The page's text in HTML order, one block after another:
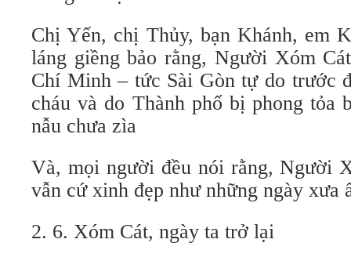
Chị Yến, chị Thủy, bạn Khánh, em
láng giềng bảo rằng, Người Xóm
Chí Minh – tức Sài Gòn tự do trước
cháu và do Thành phố bị phong tỏa
nẫu chưa zìa
Và, mọi người đều nói rằng, Người
vẫn cứ xinh đẹp như những ngày
2. 6. Xóm Cát, ngày ta trở lại